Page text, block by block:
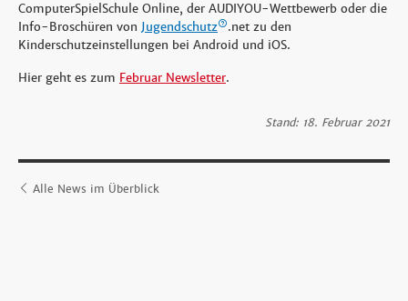
ComputerSpielSchule Online, der AUDIYOU-Wettbewerb oder die
Info-Broschüren von Jugendschutz
.net zu den
Kinderschutzeinstellungen bei Android und iOS.
Hier geht es zum Februar Newsletter.
Stand: 18. Februar 2021
Alle News im Überblick